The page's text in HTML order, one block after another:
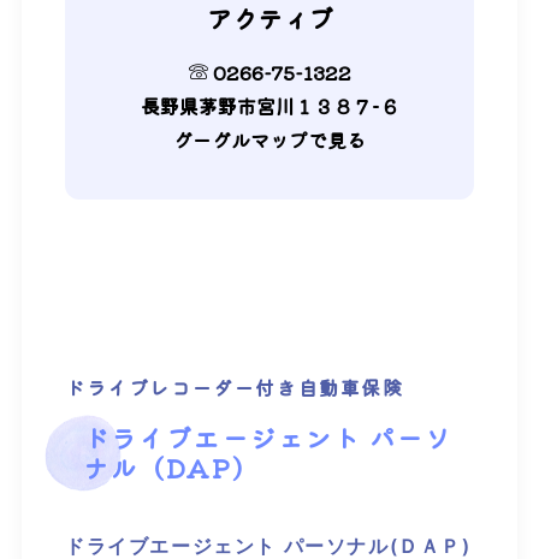
アクティブ
0266-75-1322
長野県茅野市宮川１３８７−６
グーグルマップで見る
ドライブレコーダー付き自動車保険
ドライブエージェント パーソ
ナル（DAP）
ドライブエージェント パーソナル(ＤＡＰ)